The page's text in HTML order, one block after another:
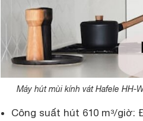
Máy hút mùi kính vát Hafele HH-
Công suất hút 610 m³/